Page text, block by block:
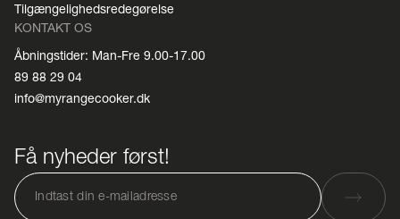
Tilgængelighedsredegørelse
KONTAKT OS
Åbningstider: Man-Fre 9.00-17.00
89 88 29 04
info@myrangecooker.dk
Få nyheder først!